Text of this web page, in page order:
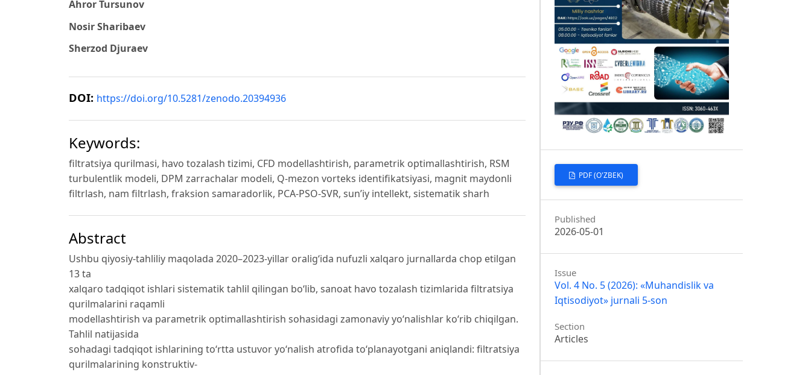
Ahror Tursunov
Nosir Sharibaev
Sherzod Djuraev
DOI: https://doi.org/10.5281/zenodo.20394936
Keywords:
filtratsiya qurilmasi, havo tozalash tizimi, CFD modellashtirish, parametrik optimallashtirish, RSM
turbulentlik modeli, DPM zarrachalar modeli, Q-mezon vorteks identifikatsiyasi, magnit maydonli
filtrlash, nam filtrlash, fraksion samaradorlik, PCA-PSO-SVR, sun’iy intellekt, sistematik sharh
Abstract
Ushbu qiyosiy-tahliliy maqolada 2020–2023-yillar oralig‘ida nufuzli xalqaro jurnallarda chop etilgan
13 ta
xalqaro tadqiqot ishlari sistematik tahlil qilingan bo‘lib, sanoat havo tozalash tizimlarida filtratsiya
qurilmalarini raqamli
modellashtirish va parametrik optimallashtirish sohasidagi zamonaviy yo‘nalishlar ko‘rib chiqilgan.
Tahlil natijasida
sohadagi tadqiqot ishlarining to‘rtta ustuvor yo‘nalish atrofida to‘planayotgani aniqlandi: filtratsiya
qurilmalarining konstruktiv-
PDF (O'ZBEK)
Published
2026-05-01
Issue
Vol. 4 No. 5 (2026): «Muhandislik va
Iqtisodiyot» jurnali 5-son
Section
Articles